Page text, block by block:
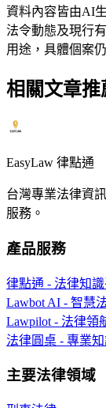
資料內容皆由AI
法令動態及現行
用途，具體個案
相關文章推
EasyLaw 律點通
台灣專業法律資
服務。
產品服務
律點通 - 法律知
Lawbot AI - 智慧
Lawpilot - 法律領
法律圓桌 - 專業
主要法律領域